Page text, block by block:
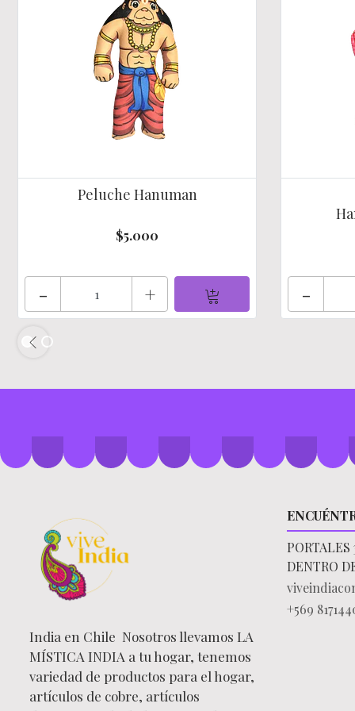
Peluche Hanuman
$5.000
- + -
India en Chile Nosotros llevamos LA
MÍSTICA INDIA a tu hogar, tenemos
variedad de productos para el hogar,
artículos de cobre, artículos
DENTRO
+569